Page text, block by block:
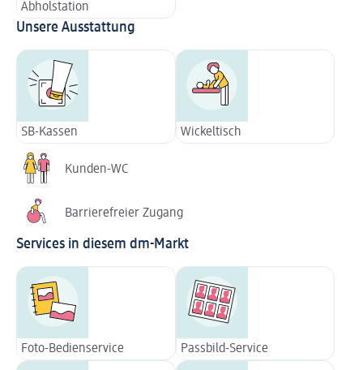
Abholstation
Unsere Ausstattung
SB-Kassen Wickeltisch
Kunden-WC
Barrierefreier Zugang
Services in diesem dm-Markt
Foto-Bedienservice Passbild-Service